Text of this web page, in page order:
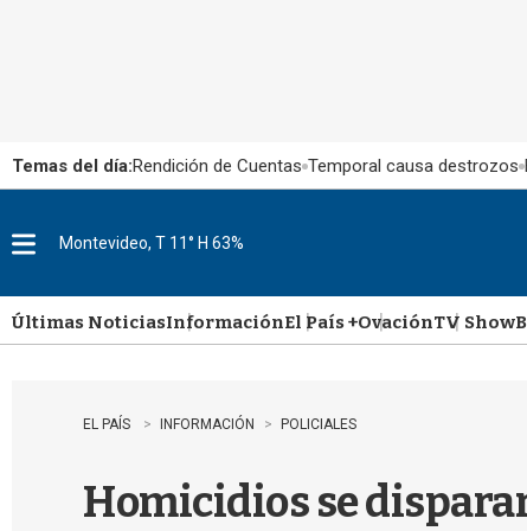
Temas del día:Rendición de Cuentas Temporal causa destrozos
u
Montevideo, T 11° H 63%
Últimas NoticiasInformaciónEl País +OvaciónTV Show
EL PAÍS INFORMACIÓN POLICIALES
Homicidios se